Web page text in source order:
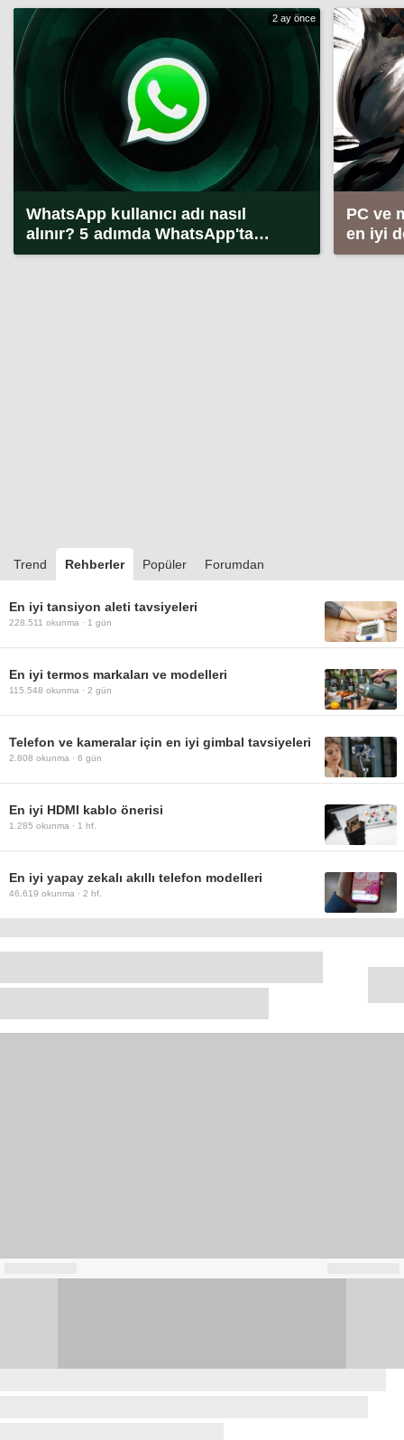
2 ay önce
WhatsApp kullanıcı adı nasıl
alınır? 5 adımda WhatsApp'ta
kullanıcı adı alma (2026)
PC ve
en iyi
Trend Rehberler Popüler Forumdan
En iyi tansiyon aleti tavsiyeleri
228.511 okunma · 1 gün
En iyi termos markaları ve modelleri
115.548 okunma · 2 gün
Telefon ve kameralar için en iyi gimbal tavsiyeleri
2.808 okunma · 6 gün
En iyi HDMI kablo önerisi
1.285 okunma · 1 hf.
En iyi yapay zekalı akıllı telefon modelleri
46.619 okunma · 2 hf.